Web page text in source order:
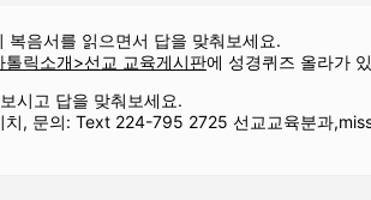
복음서를 읽으면서 답을 맞춰보세요.
톨릭소개>선교 교육게시판에 성경퀴즈 올라가
시고 답을 맞춰보세요.
치, 문의: Text 224-795 2725 선교교육분과